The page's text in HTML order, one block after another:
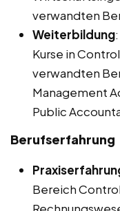
verwandten
Weiterbildung
Kurse in
verwandten
Management
Public
Berufserfahrung
Bereich